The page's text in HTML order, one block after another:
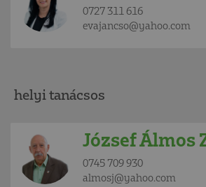
0727 311 616
evajancso@yahoo.com
helyi tanácsos
József Álmos
0745 709 930
almosj@yahoo.com